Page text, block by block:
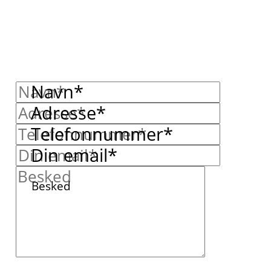
Navn*
Adresse*
Telefonnummer*
Din email*
Besked